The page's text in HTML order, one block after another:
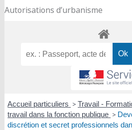
Autorisations d’urbanisme
Accueil particuliers > Travail -
travail dans la fonction publique >
discrétion et secret professionnels